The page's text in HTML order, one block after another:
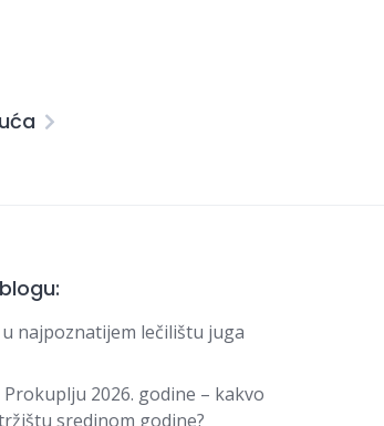
najpoznatijem lečilištu juga
Prokuplju 2026. godine – kakvo
sredinom godine?